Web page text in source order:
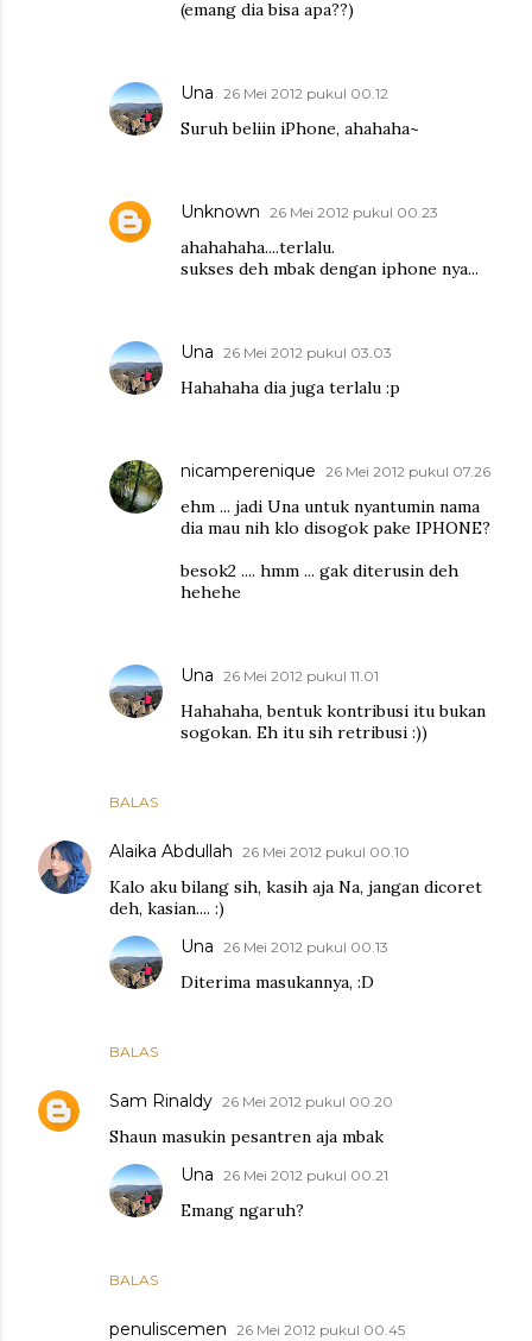
BALAS
(emang dia bisa apa??)
Una 26 Mei 2012 pukul 00.12
Suruh beliin iPhone, ahahaha~
Unknown 26 Mei 2012 pukul 00.23
ahahahaha....terlalu.
sukses deh mbak dengan iphone nya...
Una 26 Mei 2012 pukul 03.03
Hahahaha dia juga terlalu :p
nicamperenique 26 Mei 2012 pukul 07.26
ehm ... jadi Una untuk nyantumin nama
dia mau nih klo disogok pake IPHONE?
besok2 .... hmm ... gak diterusin deh
hehehe
Una 26 Mei 2012 pukul 11.01
Hahahaha, bentuk kontribusi itu bukan
sogokan. Eh itu sih retribusi :))
Alaika Abdullah 26 Mei 2012 pukul 00.10
Kalo aku bilang sih, kasih aja Na, jangan dicoret
deh, kasian.... :)
BALAS
Una 26 Mei 2012 pukul 00.13
Diterima masukannya, :D
Sam Rinaldy 26 Mei 2012 pukul 00.20
Shaun masukin pesantren aja mbak
BALAS
Una 26 Mei 2012 pukul 00.21
Emang ngaruh?
penuliscemen 26 Mei 2012 pukul 00.45